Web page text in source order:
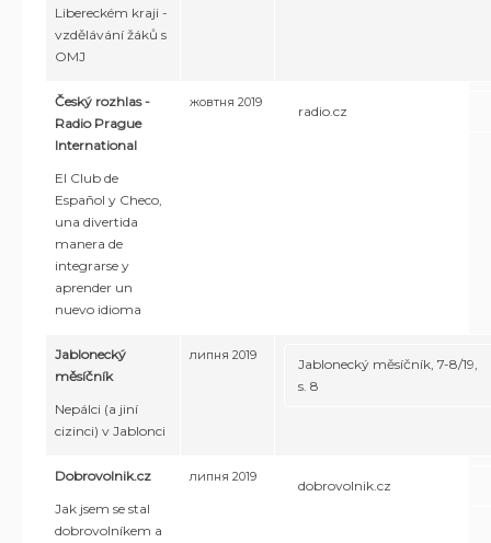
Libereckém kraji -
vzdělávání žáků s
OMJ
Český rozhlas -
Radio Prague
International
El Club de
Español y Checo,
una divertida
manera de
integrarse y
aprender un
nuevo idioma
жовтня 2019
radio.cz
Jablonecký
měsíčník
Nepálci (a jiní
cizinci) v Jablonci
липня 2019
Jablonecký měsíčník, 7-8/19,
s. 8
Dobrovolnik.cz
Jak jsem se stal
dobrovolníkem a
липня 2019
dobrovolnik.cz